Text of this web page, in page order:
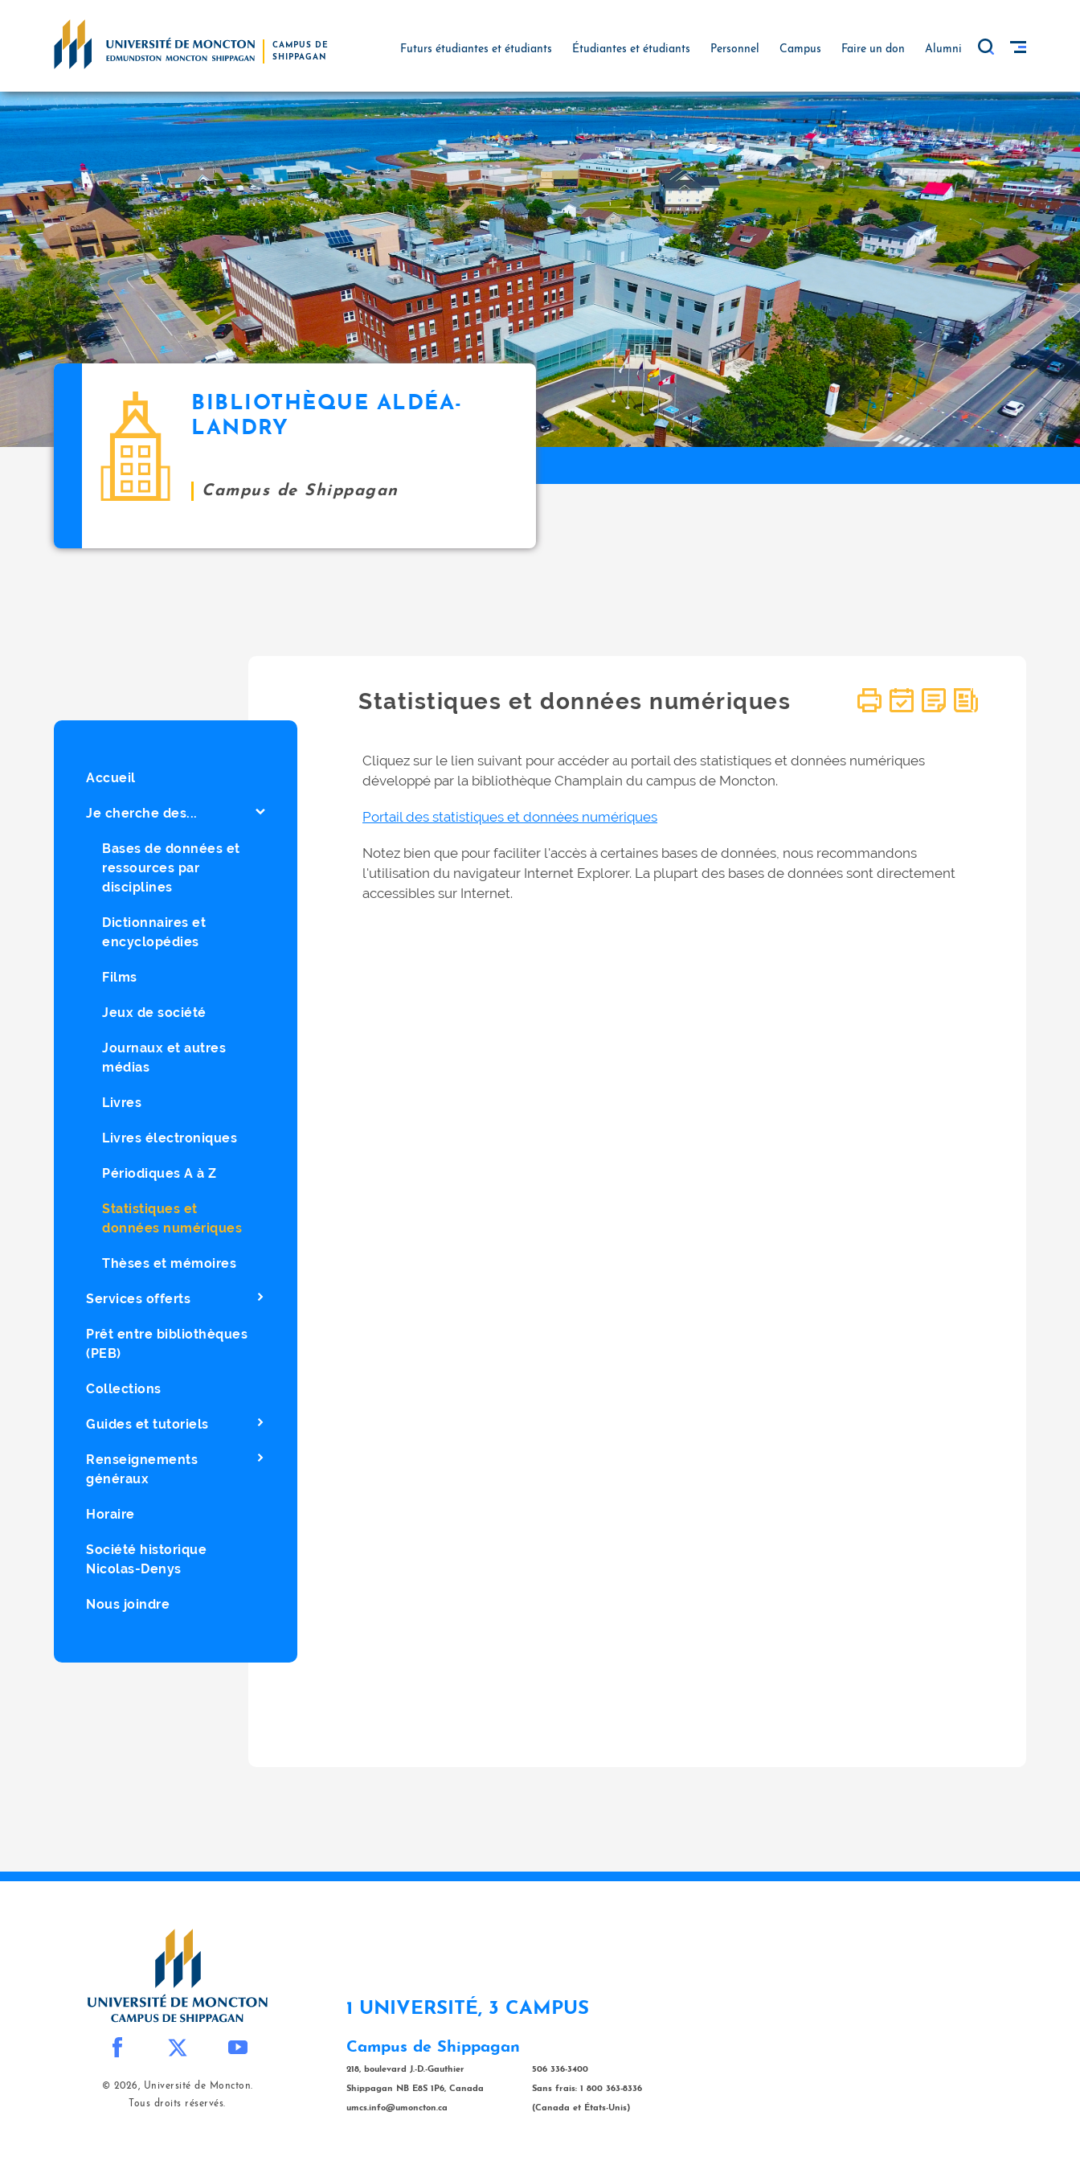
CAMPUS DE
SHIPPAGAN
Futurs étudiantes et étudiants Étudiantes et étudiants Personnel Campus Faire un don Alumni
BIBLIOTHÈQUE ALDÉA-
LANDRY
Campus de Shippagan
Accueil
Je cherche des...
Bases de données et
ressources par
disciplines
Dictionnaires et
encyclopédies
Films
Jeux de société
Journaux et autres
médias
Livres
Livres électroniques
Périodiques A à Z
Statistiques et
données numériques
Thèses et mémoires
Services offerts
Prêt entre bibliothèques
(PEB)
Collections
Guides et tutoriels
Renseignements
généraux
Horaire
Société historique
Nicolas-Denys
Nous joindre
Statistiques et données numériques
Cliquez sur le lien suivant pour accéder au portail des statistiques et données numériques
développé par la bibliothèque Champlain du campus de Moncton.
Portail des statistiques et données numériques
Notez bien que pour faciliter l'accès à certaines bases de données, nous recommandons
l'utilisation du navigateur Internet Explorer. La plupart des bases de données sont directement
accessibles sur Internet.
© 2026, Université de Moncton.
Tous droits réservés.
1 UNIVERSITÉ, 3 CAMPUS
Campus de Shippagan
218, boulevard J.-D.-Gauthier
Shippagan NB E8S 1P6, Canada
umcs.info@umoncton.ca
506 336-3400
Sans frais: 1 800 363-8336
(Canada et États-Unis)